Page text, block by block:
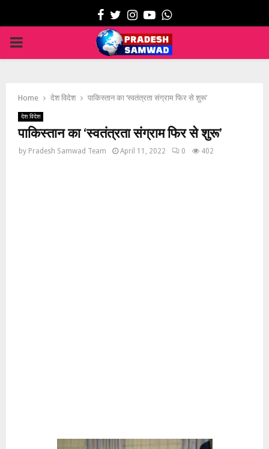
Facebook
Twitter
Instagram
Youtube
Whatsapp
PRIMARY
Home देश विदेश पाकिस्तान का ‘स्वतंत्रता संग्राम फिर से शुरू’
देश विदेश
पाकिस्तान का ‘स्वतंत्रता संग्राम फिर से शुरू’
by Pradesh Samwad Team April 11, 2022 0 402